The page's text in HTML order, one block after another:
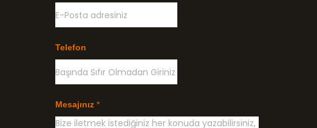
e
l
l
e
e
n
Telefon
Mesajınız *